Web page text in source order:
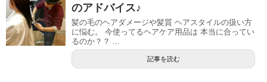
のアドバイス♪
髪の毛のヘアダメージや髪質 ヘアスタイルの扱い方
に悩む。 今使ってるヘアケア用品は 本当に合ってい
るのか？？ ...
記事を読む